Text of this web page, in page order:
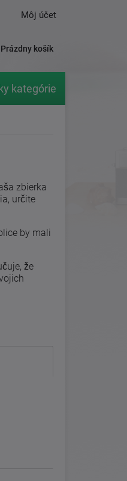
Môj účet
Prázdny košík
kategórie
zbierka
určite
by mali
že